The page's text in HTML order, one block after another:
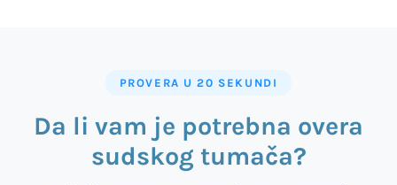
PROVERA U 20 SEKUNDI
Da li vam je potrebna overa
sudskog tumača?